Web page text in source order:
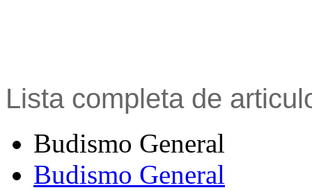
Lista completa de
Budismo General
Budismo General